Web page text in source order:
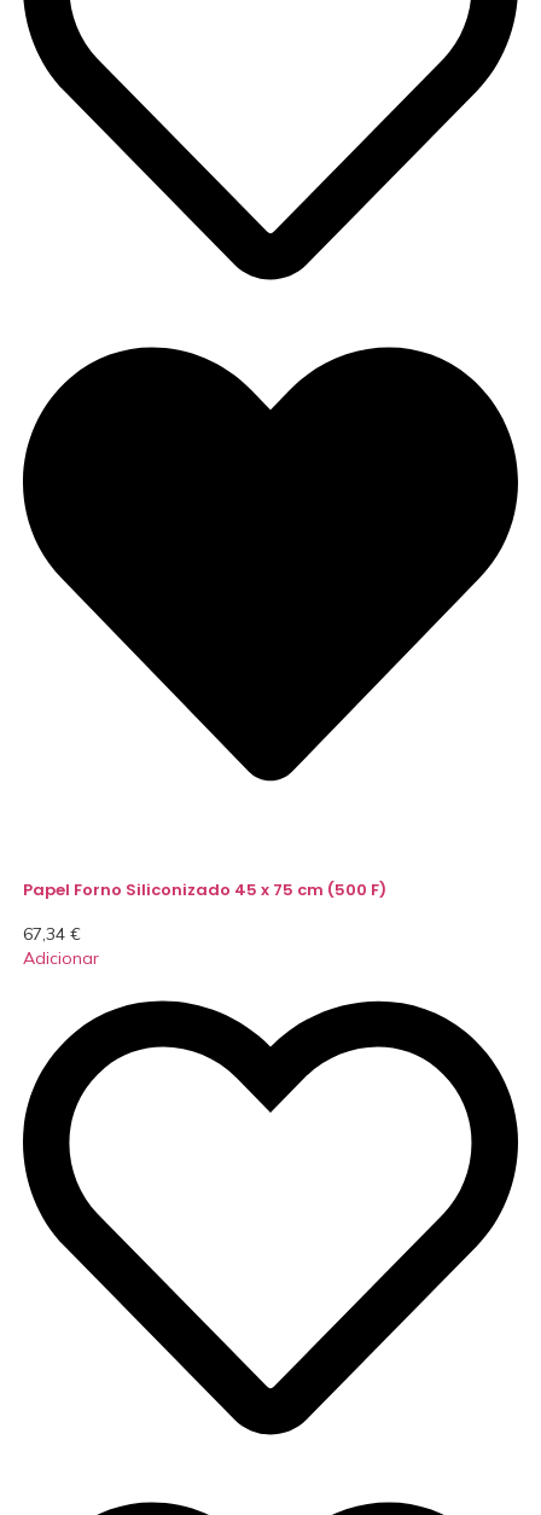
Papel Forno Siliconizado 45 x 75 cm (500 F)
67,34 €
Adicionar